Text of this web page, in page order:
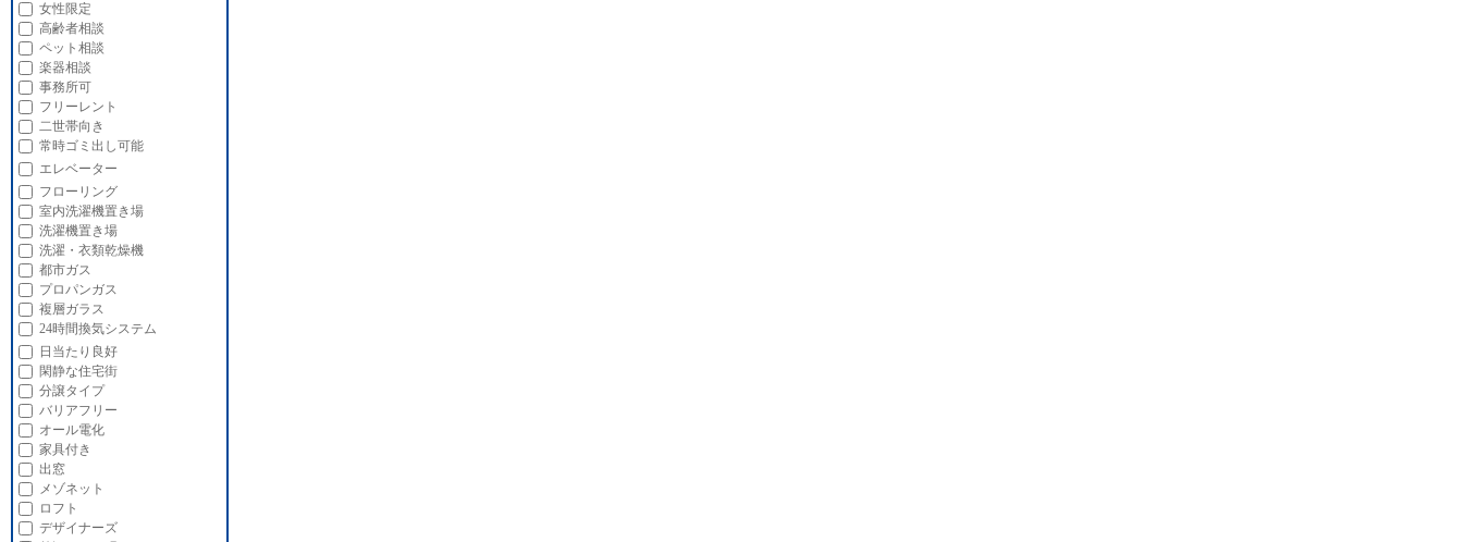
女性限定
高齢者相談
ペット相談
楽器相談
事務所可
フリーレント
二世帯向き
常時ゴミ出し可能
エレベーター
フローリング
室内洗濯機置き場
洗濯機置き場
洗濯・衣類乾燥機
都市ガス
プロパンガス
複層ガラス
24時間換気システム
日当たり良好
閑静な住宅街
分譲タイプ
バリアフリー
オール電化
家具付き
出窓
メゾネット
ロフト
デザイナーズ